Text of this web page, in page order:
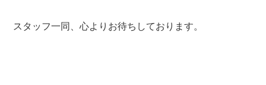
スタッフ一同、心よりお待ちしております。